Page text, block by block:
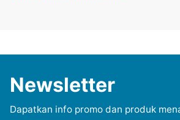
Newsletter
Dapatkan info promo dan produk